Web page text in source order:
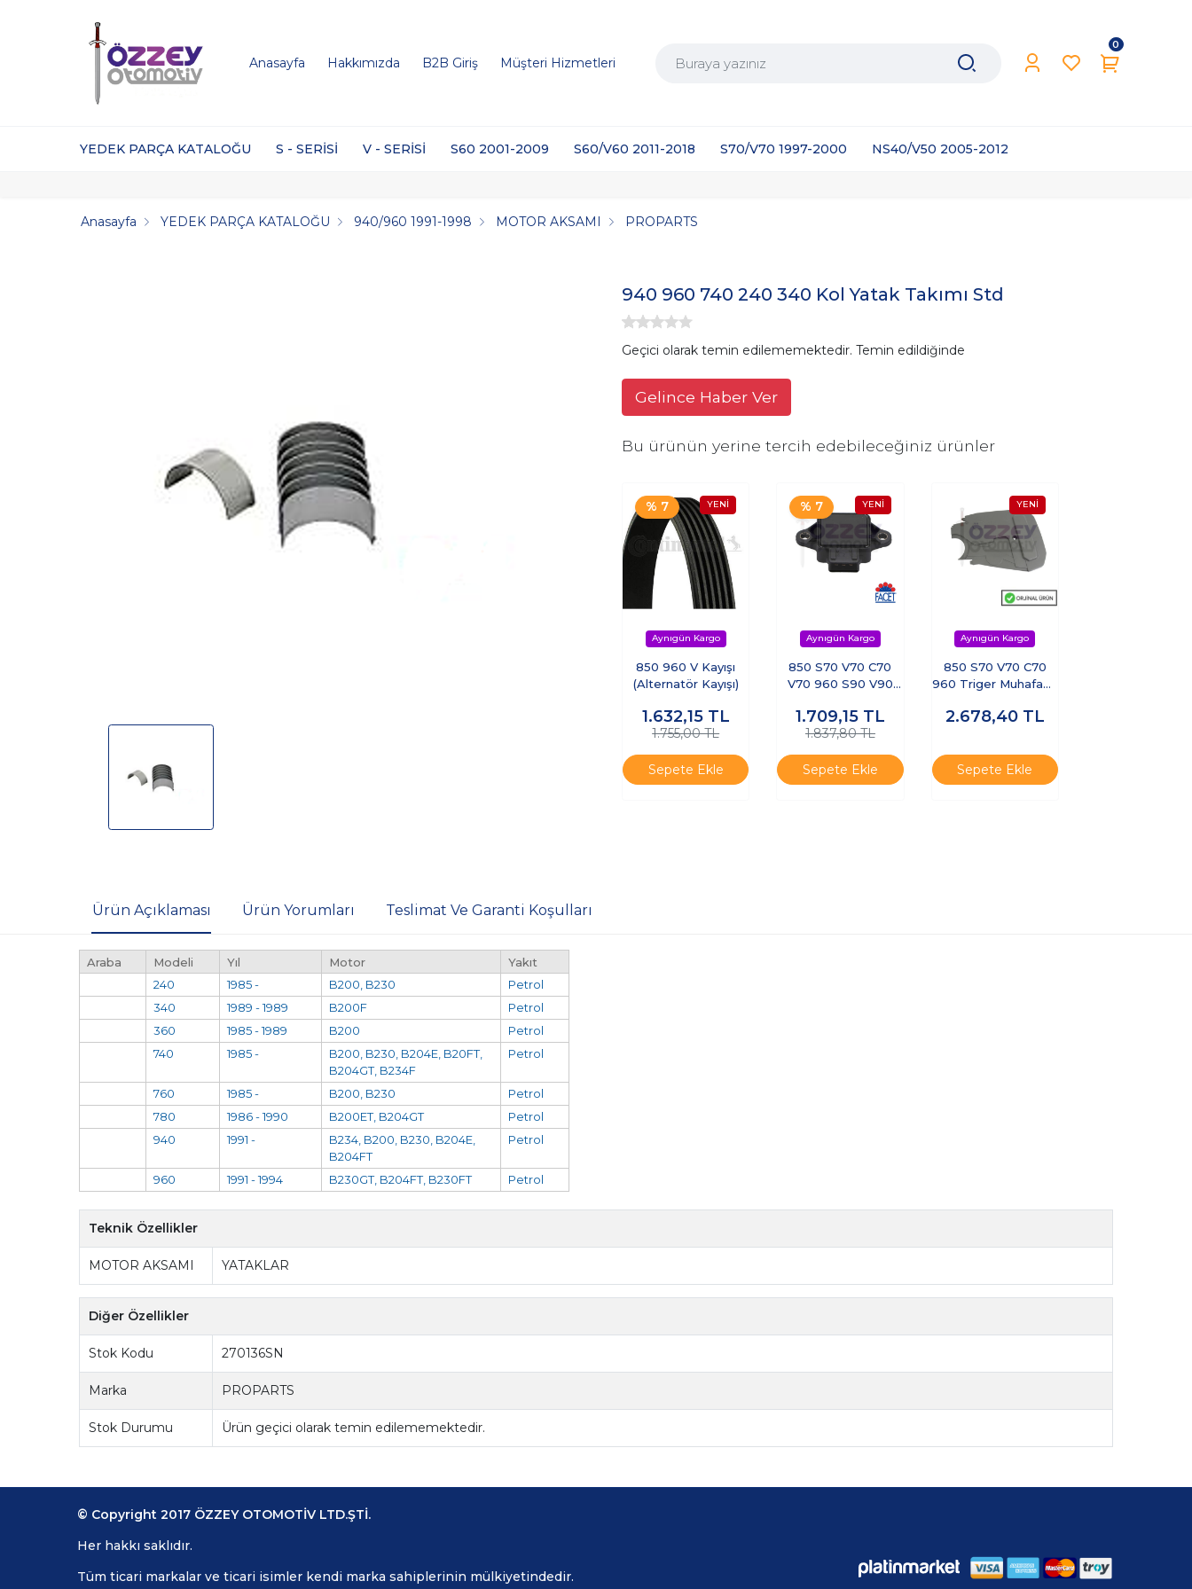
Anasayfa Hakkımızda B2B Giriş Müşteri Hizmetleri
0
YEDEK PARÇA KATALOĞU S - SERİSİ V - SERİSİ S60 2001-2009 S60/V60 2011-2018 S70/V70 1997-2000 NS40/V50 2005-2012
Anasayfa YEDEK PARÇA KATALOĞU 940/960 1991-1998 MOTOR AKSAMI PROPARTS
940 960 740 240 340 Kol Yatak Takımı Std
Geçici olarak temin edilememektedir. Temin edildiğinde
Gelince Haber Ver
Bu ürünün yerine tercih edebileceğiniz ürünler
% 7
850 960 V Kayışı
(Alternatör Kayışı)
1.632,15 TL
1.755,00 TL
Sepete Ekle
% 7
850 S70 V70 C70
V70 960 S90 V90
1.709,15 TL
1.837,80 TL
Sepete Ekle
850 S70 V70 C70
960 Triger Muhafaza
2.678,40 TL
Sepete Ekle
Ürün Açıklaması Ürün Yorumları Teslimat Ve Garanti Koşulları
Araba Modeli Yıl Motor
Yakıt
240
1985 - B200, B230
Petrol
340
1989 - 1989 B200F
Petrol
360
1985 - 1989 B200
Petrol
740
1985 -
B200, B230, B204E, B20FT,
B204GT, B234F
Petrol
760 1985 - B200, B230
Petrol
780
1986 - 1990 B200ET, B204GT
Petrol
940
1991 -
B234, B200, B230, B204E,
B204FT
Petrol
960 1991 - 1994 B230GT, B204FT, B230FT Petrol
Teknik Özellikler
MOTOR AKSAMI YATAKLAR
Diğer Özellikler
Stok Kodu 270136SN
Marka PROPARTS
Stok Durumu Ürün geçici olarak temin edilememektedir.
© Copyright 2017 ÖZZEY OTOMOTİV LTD.ŞTİ.
Her hakkı saklıdır.
Tüm ticari markalar ve ticari isimler kendi marka sahiplerinin mülkiyetindedir.